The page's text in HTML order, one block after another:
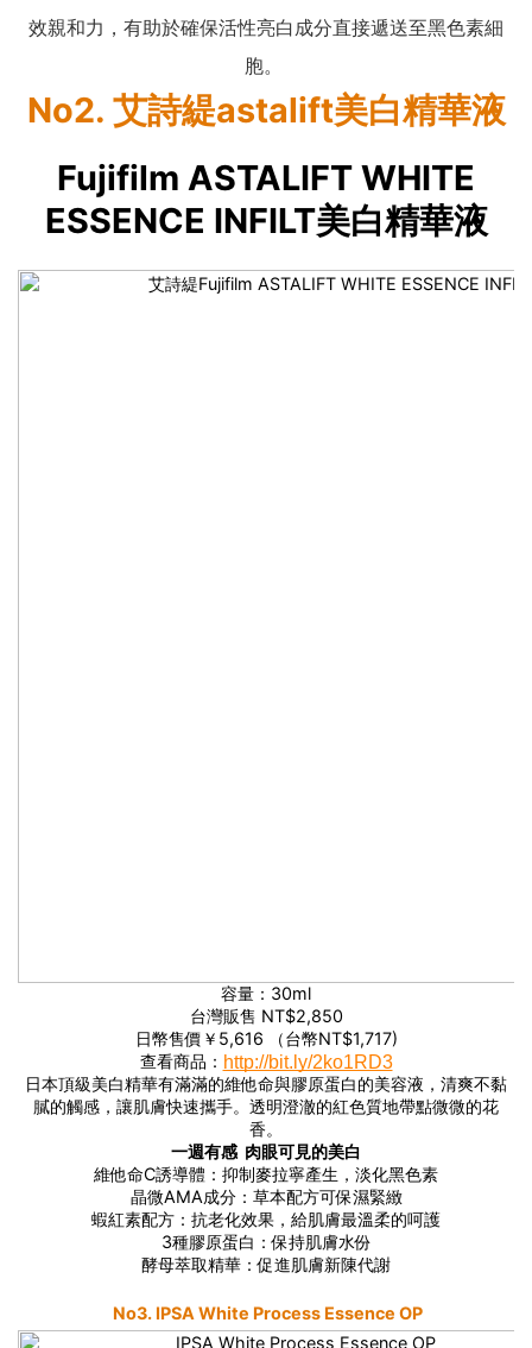
效親和力，有助於確保活性亮白成分直接遞送至黑色素細
胞。
No2. 艾詩緹astalift美白精華液
Fujifilm ASTALIFT WHITE
ESSENCE INFILT美白精華液
容量：30ml
台灣販售 NT$2,850
日幣售價￥5,616 （台幣NT$1,717)
查看商品： http://bit.ly/2ko1RD3
日本頂級美白精華有滿滿的維他命與膠原蛋白的美容液，清爽不黏
膩的觸感，讓肌膚快速攜手。透明澄澈的紅色質地帶點微微的花
香。
一週有感 肉眼可見的美白
維他命C誘導體：抑制麥拉寧產生，淡化黑色素
晶微AMA成分：草本配方可保濕緊緻
蝦紅素配方：抗老化效果，給肌膚最溫柔的呵護
3種膠原蛋白：保持肌膚水份
酵母萃取精華：促進肌膚新陳代謝
No3. IPSA White Process Essence OP